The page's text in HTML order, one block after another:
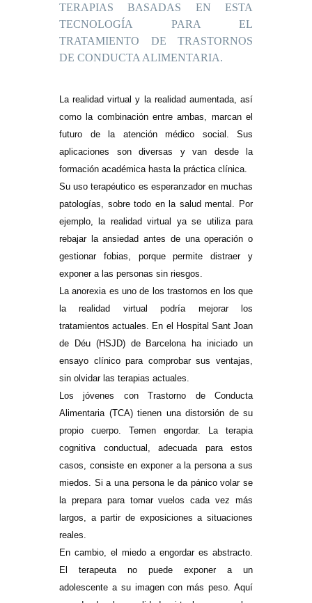
TERAPIAS BASADAS EN ESTA
TECNOLOGÍA PARA EL
TRATAMIENTO DE TRASTORNOS
DE CONDUCTA ALIMENTARIA.
L a realidad virtual y la realidad aumentada, así
como la combinación entre ambas, marcan el
futuro de la atención médico social. Sus
aplicaciones son diversas y van desde la
formación académica hasta la práctica clínica.
Su uso terapéutico es esperanzador en muchas
patologías, sobre todo en la salud mental. Por
ejemplo, la realidad virtual ya se utiliza para
rebajar la ansiedad antes de una operación o
gestionar fobias, porque permite distraer y
exponer a las personas sin riesgos.
La anorexia es uno de los trastornos en los que
la realidad virtual podría mejorar los
tratamientos actuales. En el Hospital Sant Joan
de Déu (HSJD) de Barcelona ha iniciado un
ensayo clínico para comprobar sus ventajas,
sin olvidar las terapias actuales.
Los jóvenes con Trastorno de Conducta
Alimentaria (TCA) tienen una distorsión de su
propio cuerpo. Temen engordar. La terapia
cognitiva conductual, adecuada para estos
casos, consiste en exponer a la persona a sus
miedos. Si a una persona le da pánico volar se
la prepara para tomar vuelos cada vez más
largos, a partir de exposiciones a situaciones
reales.
En cambio, el miedo a engordar es abstracto.
El terapeuta no puede exponer a un
adolescente a su imagen con más peso. Aquí